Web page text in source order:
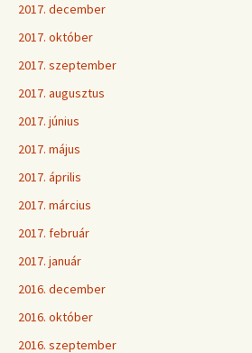
2017. december
2017. október
2017. szeptember
2017. augusztus
2017. június
2017. május
2017. április
2017. március
2017. február
2017. január
2016. december
2016. október
2016. szeptember